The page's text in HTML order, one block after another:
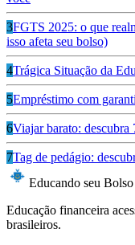
3FGTS 2025: o que
isso afeta seu bolso)
4Trágica Situação da
5Empréstimo com
6Viajar barato: descubra
7Tag de pedágio:
Educando seu Bolso
Educação financeira
brasileiros.